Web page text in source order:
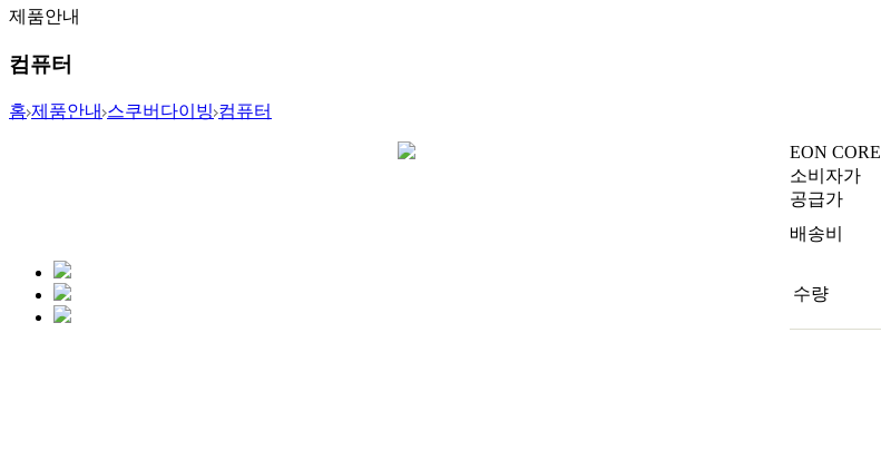
제품안내
컴퓨터
홈 제품안내 스쿠버다이빙 컴퓨터
EON CORE
소비자가
공급가
배송비
수량